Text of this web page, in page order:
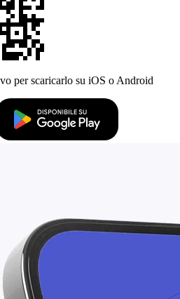
per scaricarlo su iOS o Android